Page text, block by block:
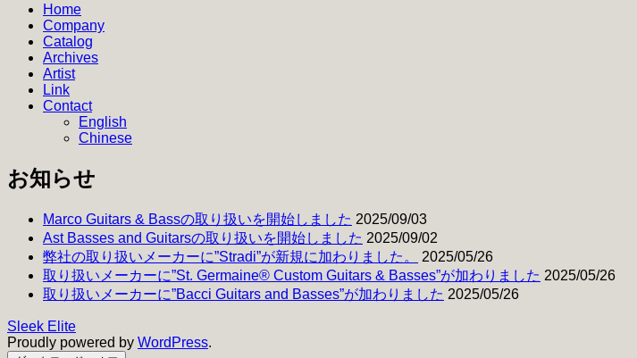
Home
Company
Catalog
Archives
Artist
Link
Contact
English
Chinese
お知らせ
Marco Guitars & Bassの取り扱いを開始しました 2025/09/03
Ast Basses and Guitarsの取り扱いを開始しました 2025/09/02
弊社の取り扱いメーカーに”Stradi”が新規に加わりました。
2025/05/26
取り扱いメーカーに”St. Germaine® Custom Guitars & Basses”が加わりました 2025/05/26
取り扱いメーカーに”Bacci Guitars and Basses”が加わりました 2025/05/26
Sleek Elite
Proudly powered by WordPress.